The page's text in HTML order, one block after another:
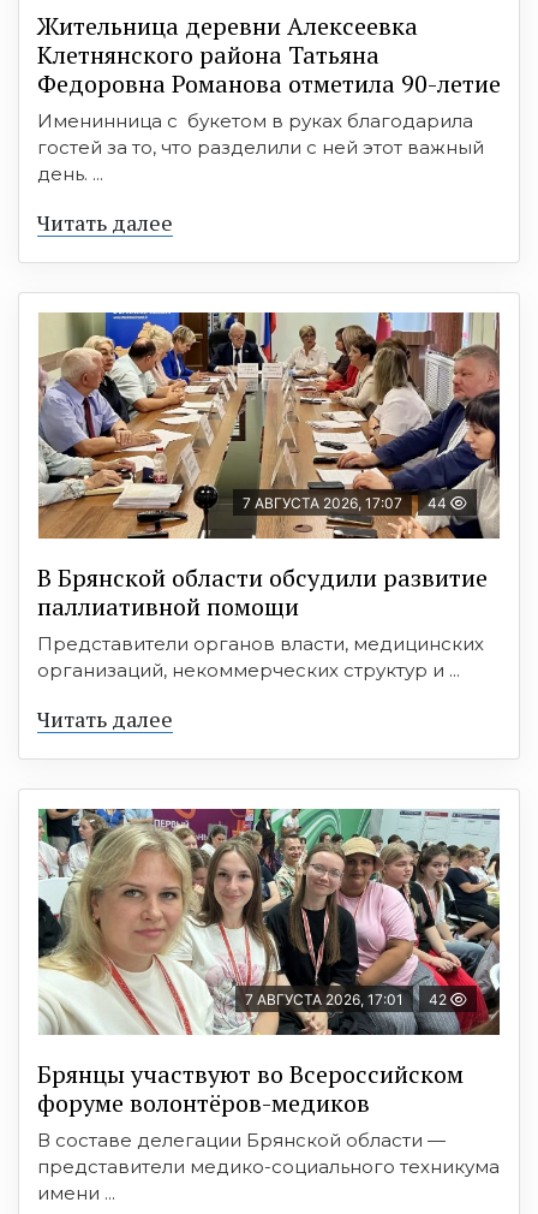
Жительница деревни Алексеевка
Клетнянского района Татьяна
Федоровна Романова отметила 90-летие
Именинница с букетом в руках благодарила
гостей за то, что разделили с ней этот важный
день. ...
Читать далее
7 АВГУСТА 2026, 17:07 44
В Брянской области обсудили развитие
паллиативной помощи
Представители органов власти, медицинских
организаций, некоммерческих структур и ...
Читать далее
7 АВГУСТА 2026, 17:01 42
Брянцы участвуют во Всероссийском
форуме волонтёров-медиков
В составе делегации Брянской области —
представители медико-социального техникума
имени ...